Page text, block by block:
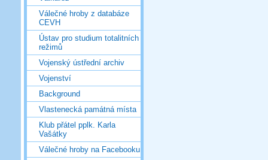
Válečné hroby z databáze
CEVH
Ústav pro studium totalitních
režimů
Vojenský ústřední archiv
Vojenství
Background
Vlastenecká památná místa
Klub přátel pplk. Karla
Vašátky
Válečné hroby na Facebooku